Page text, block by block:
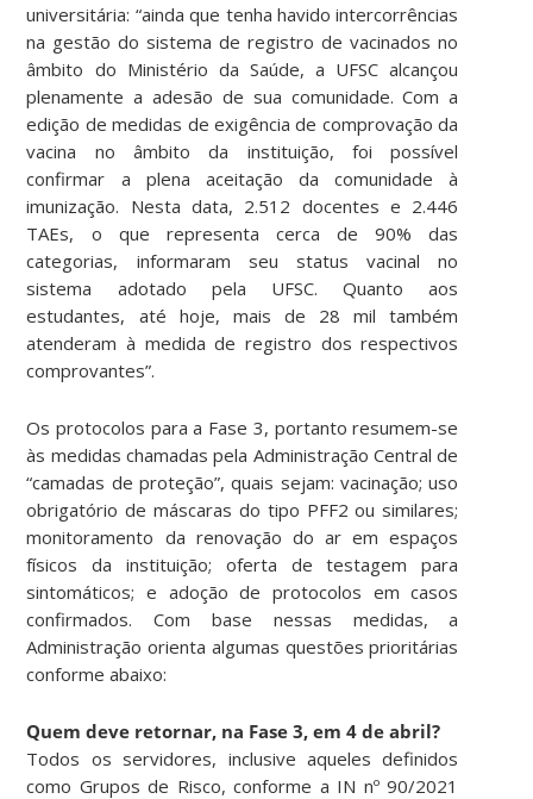
universitária: “ainda que tenha havido intercorrências
na gestão do sistema de registro de vacinados no
âmbito do Ministério da Saúde, a UFSC alcançou
plenamente a adesão de sua comunidade. Com a
edição de medidas de exigência de comprovação da
vacina no âmbito da instituição, foi possível
confirmar a plena aceitação da comunidade à
imunização. Nesta data, 2.512 docentes e 2.446
TAEs, o que representa cerca de 90% das
categorias, informaram seu status vacinal no
sistema adotado pela UFSC. Quanto aos
estudantes, até hoje, mais de 28 mil também
atenderam à medida de registro dos respectivos
comprovantes”.
Os protocolos para a Fase 3, portanto resumem-se
às medidas chamadas pela Administração Central de
“camadas de proteção”, quais sejam: vacinação; uso
obrigatório de máscaras do tipo PFF2 ou similares;
monitoramento da renovação do ar em espaços
físicos da instituição; oferta de testagem para
sintomáticos; e adoção de protocolos em casos
confirmados. Com base nessas medidas, a
Administração orienta algumas questões prioritárias
conforme abaixo:
Quem deve retornar, na Fase 3, em 4 de abril?
Todos os servidores, inclusive aqueles definidos
como Grupos de Risco, conforme a IN nº 90/2021